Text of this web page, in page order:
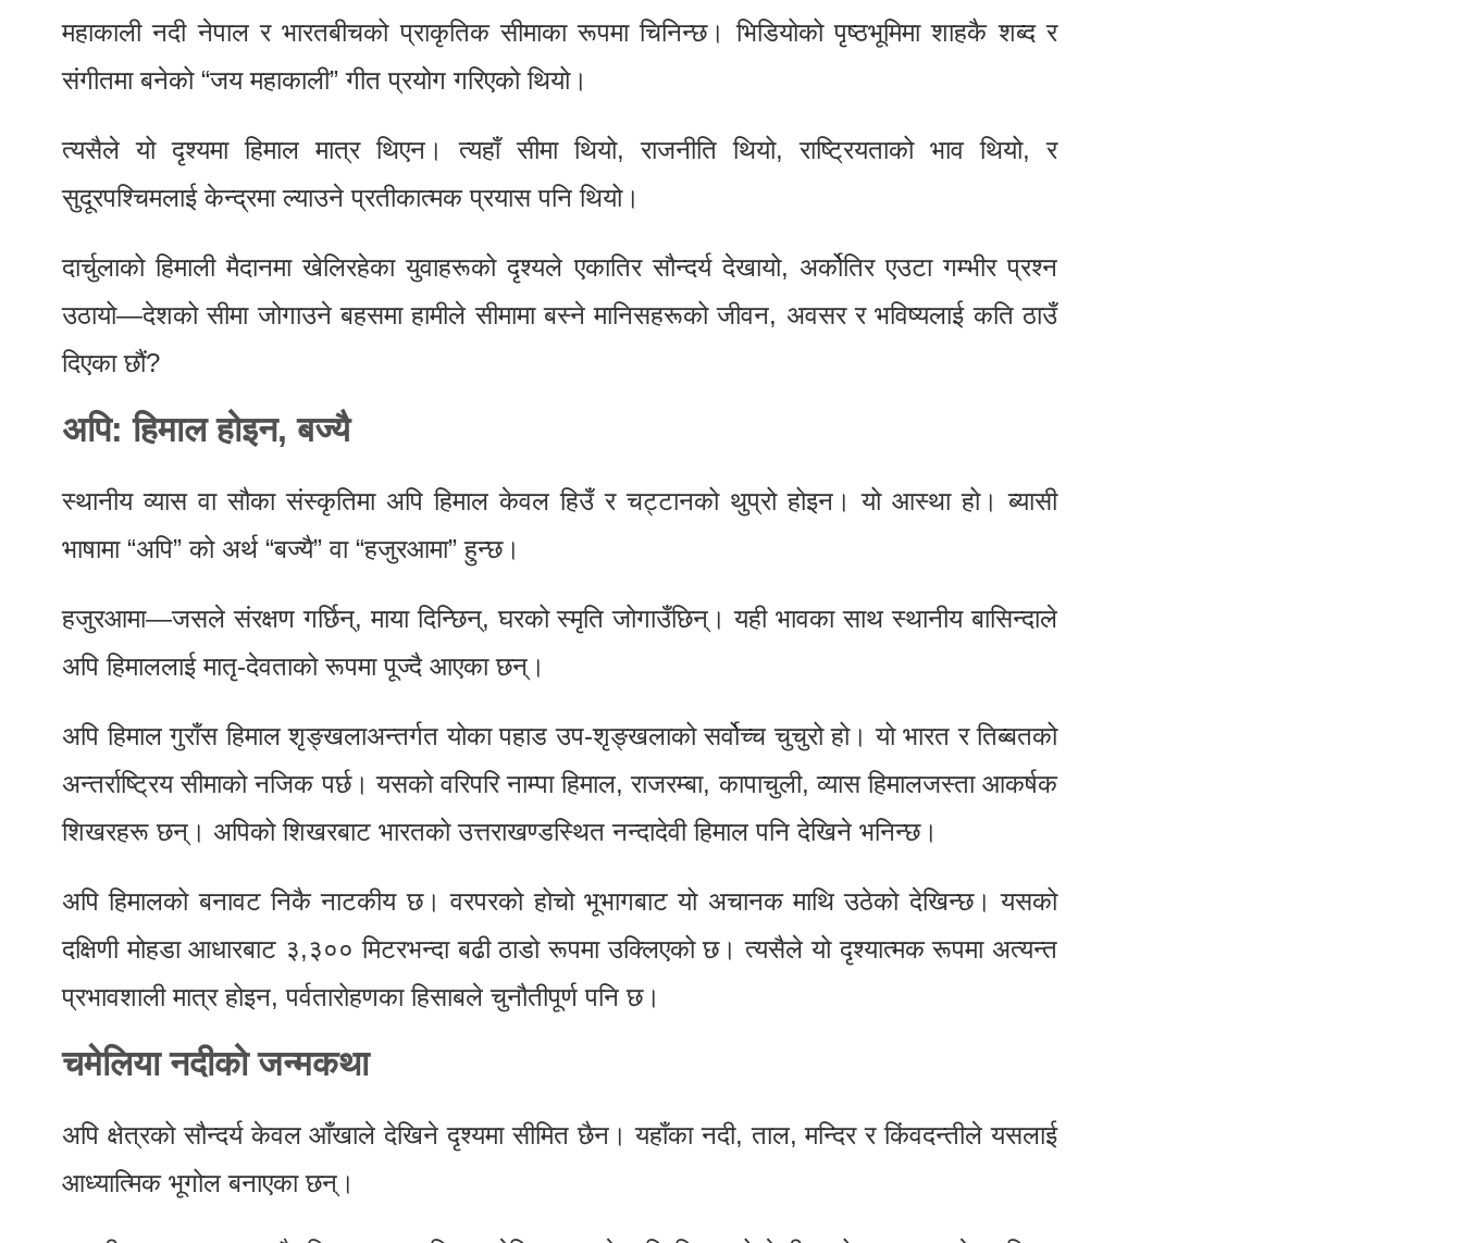
महाकाली नदी नेपाल र भारतबीचको प्राकृतिक सीमाका रूपमा चिनिन्छ। भिडियोको पृष्ठभूमिमा शाहकै शब्द र
संगीतमा बनेको “जय महाकाली” गीत प्रयोग गरिएको थियो।
त्यसैले यो दृश्यमा हिमाल मात्र थिएन। त्यहाँ सीमा थियो, राजनीति थियो, राष्ट्रियताको भाव थियो, र
सुदूरपश्चिमलाई केन्द्रमा ल्याउने प्रतीकात्मक प्रयास पनि थियो।
दार्चुलाको हिमाली मैदानमा खेलिरहेका युवाहरूको दृश्यले एकातिर सौन्दर्य देखायो, अर्कोतिर एउटा गम्भीर प्रश्न
उठायो—देशको सीमा जोगाउने बहसमा हामीले सीमामा बस्ने मानिसहरूको जीवन, अवसर र भविष्यलाई कति ठाउँ
दिएका छौं?
अपि: हिमाल होइन, बज्यै
स्थानीय व्यास वा सौका संस्कृतिमा अपि हिमाल केवल हिउँ र चट्टानको थुप्रो होइन। यो आस्था हो। ब्यासी
भाषामा “अपि” को अर्थ “बज्यै” वा “हजुरआमा” हुन्छ।
हजुरआमा—जसले संरक्षण गर्छिन्, माया दिन्छिन्, घरको स्मृति जोगाउँछिन्। यही भावका साथ स्थानीय बासिन्दाले
अपि हिमाललाई मातृ-देवताको रूपमा पूज्दै आएका छन्।
अपि हिमाल गुराँस हिमाल शृङ्खलाअन्तर्गत योका पहाड उप-शृङ्खलाको सर्वोच्च चुचुरो हो। यो भारत र तिब्बतको
अन्तर्राष्ट्रिय सीमाको नजिक पर्छ। यसको वरिपरि नाम्पा हिमाल, राजरम्बा, कापाचुली, व्यास हिमालजस्ता आकर्षक
शिखरहरू छन्। अपिको शिखरबाट भारतको उत्तराखण्डस्थित नन्दादेवी हिमाल पनि देखिने भनिन्छ।
अपि हिमालको बनावट निकै नाटकीय छ। वरपरको होचो भूभागबाट यो अचानक माथि उठेको देखिन्छ। यसको
दक्षिणी मोहडा आधारबाट ३,३०० मिटरभन्दा बढी ठाडो रूपमा उक्लिएको छ। त्यसैले यो दृश्यात्मक रूपमा अत्यन्त
प्रभावशाली मात्र होइन, पर्वतारोहणका हिसाबले चुनौतीपूर्ण पनि छ।
चमेलिया नदीको जन्मकथा
अपि क्षेत्रको सौन्दर्य केवल आँखाले देखिने दृश्यमा सीमित छैन। यहाँका नदी, ताल, मन्दिर र किंवदन्तीले यसलाई
आध्यात्मिक भूगोल बनाएका छन्।